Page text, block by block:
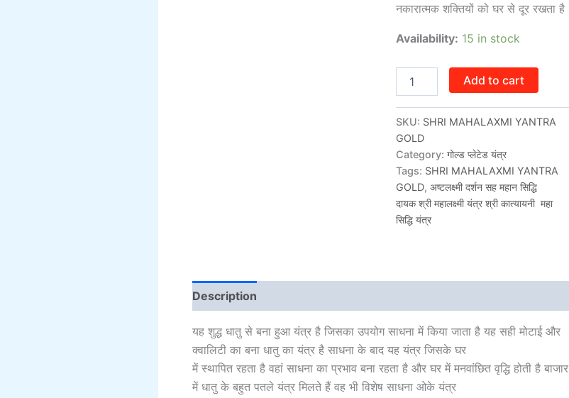
नकारात्मक शक्तियों को घर से दूर रखता है
Availability: 15 in stock
Add to cart
SKU: SHRI MAHALAXMI YANTRA
GOLD
Category:गोल्ड प्लेटेड यंत्र
Tags: SHRI MAHALAXMI YANTRA
GOLD,अष्टलक्ष्मी दर्शन सह महान सिद्धि
दायक श्री महालक्ष्मी यंत्र श्री कात्यायनी महा
सिद्धि यंत्र
Description
यह शुद्ध धातु से बना हुआ यंत्र है जिसका उपयोग साधना में किया जाता है यह सही मोटाई और
क्वालिटी का बना धातु का यंत्र है साधना के बाद यह यंत्र जिसके घर
में स्थापित रहता है वहां साधना का प्रभाव बना रहता है और घर में मनवांछित वृद्धि होती है बाजार
में धातु के बहुत पतले यंत्र मिलते हैं वह भी विशेष साधना ओके यंत्र